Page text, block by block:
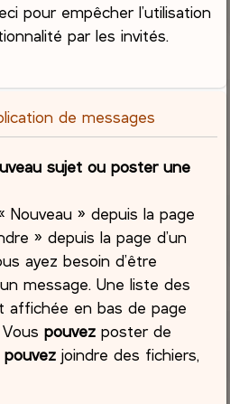
pour empêcher l’utilisation
par les invités.
de messages
sujet ou poster une
Nouveau » depuis la page
» depuis la page d’un
ayez besoin d’être
message. Une liste des
affichée en bas de page
Vouspouvez poster de
pouvez joindre des fichiers,